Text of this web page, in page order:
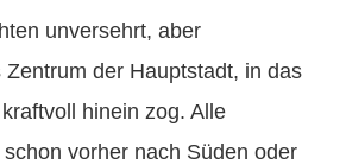
unversehrt, aber
der Hauptstadt, in das
hinein zog. Alle
vorher nach Süden oder